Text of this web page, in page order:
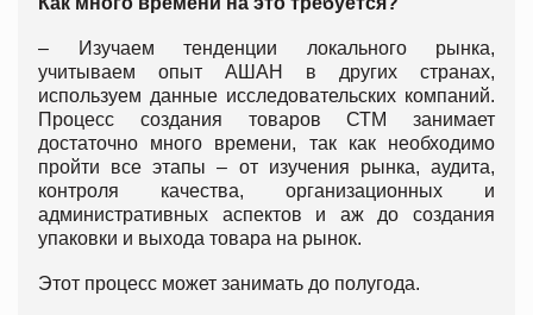
– Изучаем тенденции локального рынка,
учитываем опыт АШАН в других странах,
используем данные исследовательских компаний.
Процесс создания товаров СТМ занимает
достаточно много времени, так как необходимо
пройти все этапы – от изучения рынка, аудита,
контроля качества, организационных и
административных аспектов и аж до создания
упаковки и выхода товара на рынок.
Этот процесс может занимать до полугода.